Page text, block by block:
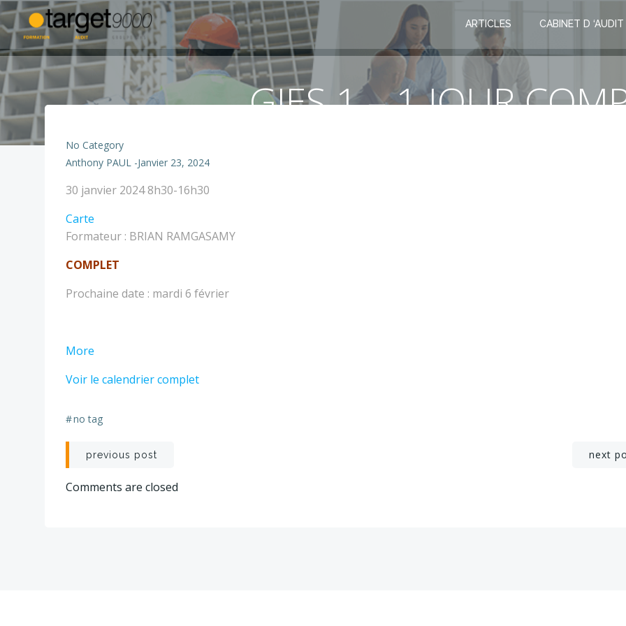
Aller
au
contenu
ARTICLES CABINET D
GIES 1 – 1 JOUR
No Category
Anthony PAUL -Janvier 23, 2024
GIES
-
1
JOUR
30 janvier 2024 8h30-16h30
Carte
-
Formateur : BRIAN RAMGASAMY
COMPLET
Prochaine date : mardi 6 février
More
1
1
COMPLET
Voir le calendrier complet
#no tag
Navigation
de
previous post next
Comments are closed